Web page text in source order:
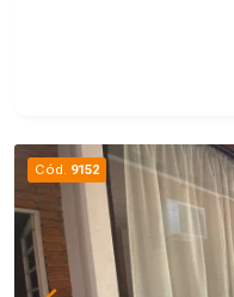
varando com acesso ao jardim!
ainda inclui: Luz,
Cód. 9152